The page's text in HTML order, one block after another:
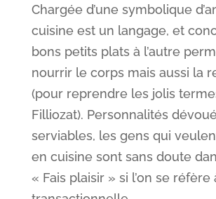
Chargée d’une symbolique
cuisine est un langage, et
bons petits plats à l’autre
nourrir le corps mais aussi la
(pour reprendre les jolis
Filliozat). Personnalités
serviables, les gens qui
en cuisine sont sans doute
« Fais plaisir » si l’on se réfère